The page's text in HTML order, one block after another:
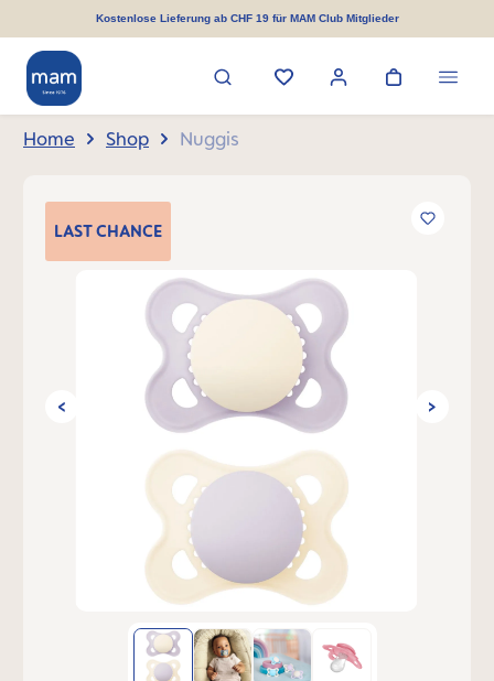
springenKostenlose Lieferung ab CHF 19 für MAM Club Mitglieder
Home Shop Nuggis
LASTCHANCE